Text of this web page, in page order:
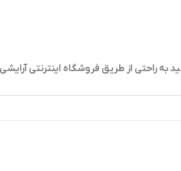
به راحتی از طریق فروشگاه اینترنتی